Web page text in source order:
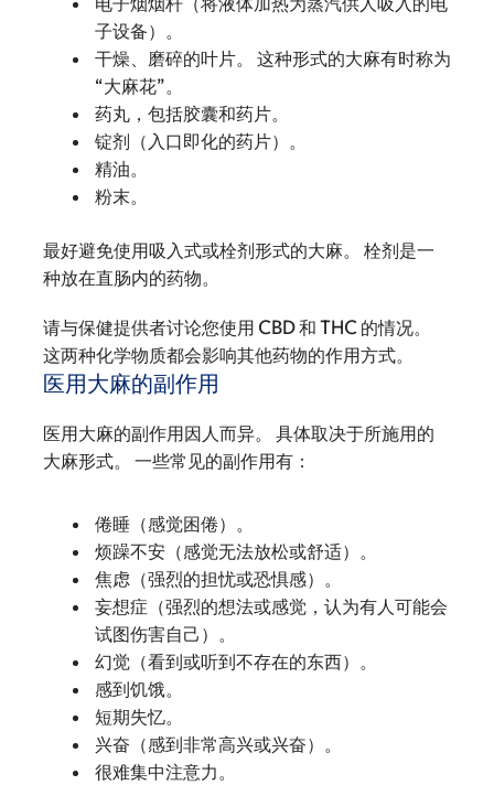
子设备）。
干燥、磨碎的叶片。 这种形式的大麻有时称为
“大麻花”。
药丸，包括胶囊和药片。
锭剂（入口即化的药片）。
精油。
粉末。
最好避免使用吸入式或栓剂形式的大麻。 栓剂是一
种放在直肠内的药物。
请与保健提供者讨论您使用 CBD 和 THC 的情况。
这两种化学物质都会影响其他药物的作用方式。
医用大麻的副作用
医用大麻的副作用因人而异。 具体取决于所施用的
大麻形式。 一些常见的副作用有：
倦睡（感觉困倦）。
烦躁不安（感觉无法放松或舒适）。
焦虑（强烈的担忧或恐惧感）。
妄想症（强烈的想法或感觉，认为有人可能会
试图伤害自己）。
幻觉（看到或听到不存在的东西）。
感到饥饿。
短期失忆。
兴奋（感到非常高兴或兴奋）。
很难集中注意力。